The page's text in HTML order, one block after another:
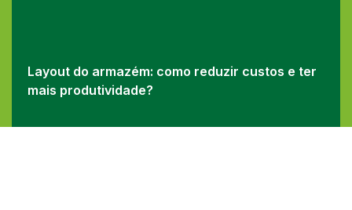
Layout do armazém: como reduzir custos e ter
mais produtividade?